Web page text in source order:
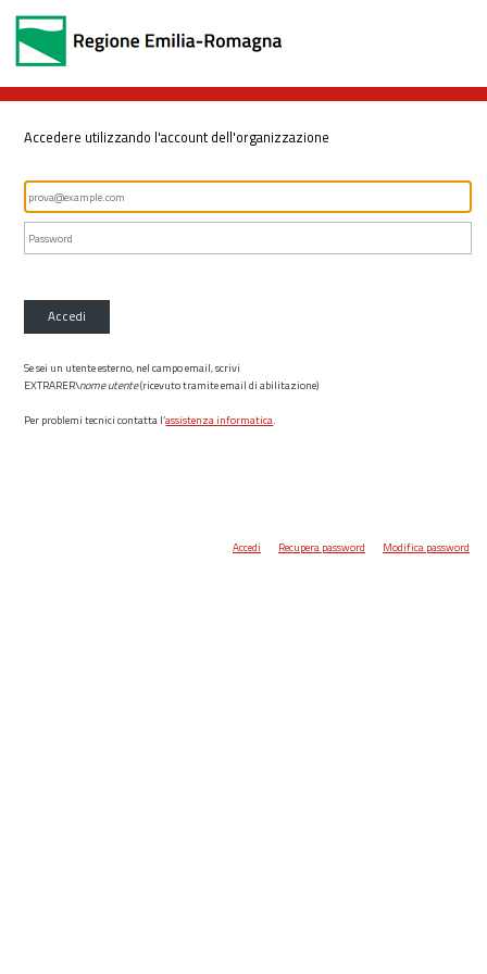
Accedere utilizzando l'account dell'organizzazione
Accedi
Se sei un utente esterno, nel campo email, scrivi
EXTRARER\nome utente(ricevuto tramite email di abilitazione)
Per problemi tecnici contatta l’assistenza informatica.
Accedi Recupera password Modifica password